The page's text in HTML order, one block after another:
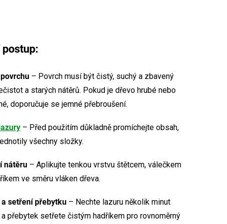
– Povrch musí být čistý, suchý a zbavený
a starých nátěrů. Pokud je dřevo hrubé nebo
doporučuje se jemné přebroušení.
– Před použitím důkladně promíchejte obsah,
všechny složky.
nátěru – Aplikujte tenkou vrstvu štětcem, válečkem
ve směru vláken dřeva.
setření přebytku – Nechte lazuru několik minut
přebytek setřete čistým hadříkem pro rovnoměrný